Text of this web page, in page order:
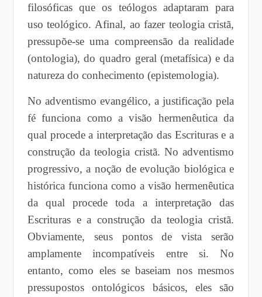
filosóficas que os teólogos adaptaram para
uso teológico. Afinal, ao fazer teologia cristã,
pressupõe-se uma compreensão da realidade
(ontologia), do quadro geral (metafísica) e da
natureza do conhecimento (epistemologia).
No adventismo evangélico, a justificação pela
fé funciona como a visão hermenêutica da
qual procede a interpretação das Escrituras e a
construção da teologia cristã. No adventismo
progressivo, a noção de evolução biológica e
histórica funciona como a visão hermenêutica
da qual procede toda a interpretação das
Escrituras e a construção da teologia cristã.
Obviamente, seus pontos de vista serão
amplamente incompatíveis entre si. No
entanto, como eles se baseiam nos mesmos
pressupostos ontológicos básicos, eles são